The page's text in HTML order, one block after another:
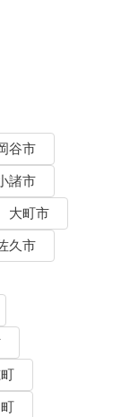
谷市
諸市
大町市
久市